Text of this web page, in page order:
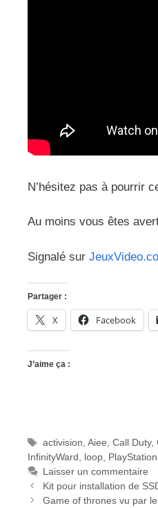
N’hésitez pas à pourrir
Au moins vous êtes
Signalé sur
Partager :
X Facebook
J’aime ça :
Étiquettes
activision, Aiee, Call Duty,
InfinityWard, loop,
Laisser un commentaire
Kit pour installation de
Game of thrones vu par